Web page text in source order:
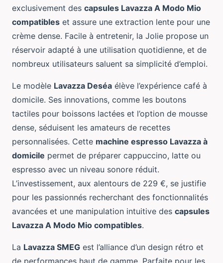
exclusivement des capsules Lavazza A Modo Mio
compatibles et assure une extraction lente pour une
crème dense. Facile à entretenir, la Jolie propose un
réservoir adapté à une utilisation quotidienne, et de
nombreux utilisateurs saluent sa simplicité d’emploi.
Le modèle Lavazza Deséa élève l’expérience café à
domicile. Ses innovations, comme les boutons
tactiles pour boissons lactées et l’option de mousse
dense, séduisent les amateurs de recettes
personnalisées. Cette machine espresso Lavazza à
domicile permet de préparer cappuccino, latte ou
espresso avec un niveau sonore réduit.
L’investissement, aux alentours de 229 €, se justifie
pour les passionnés recherchant des fonctionnalités
avancées et une manipulation intuitive des capsules
Lavazza A Modo Mio compatibles.
La Lavazza SMEG est l’alliance d’un design rétro et